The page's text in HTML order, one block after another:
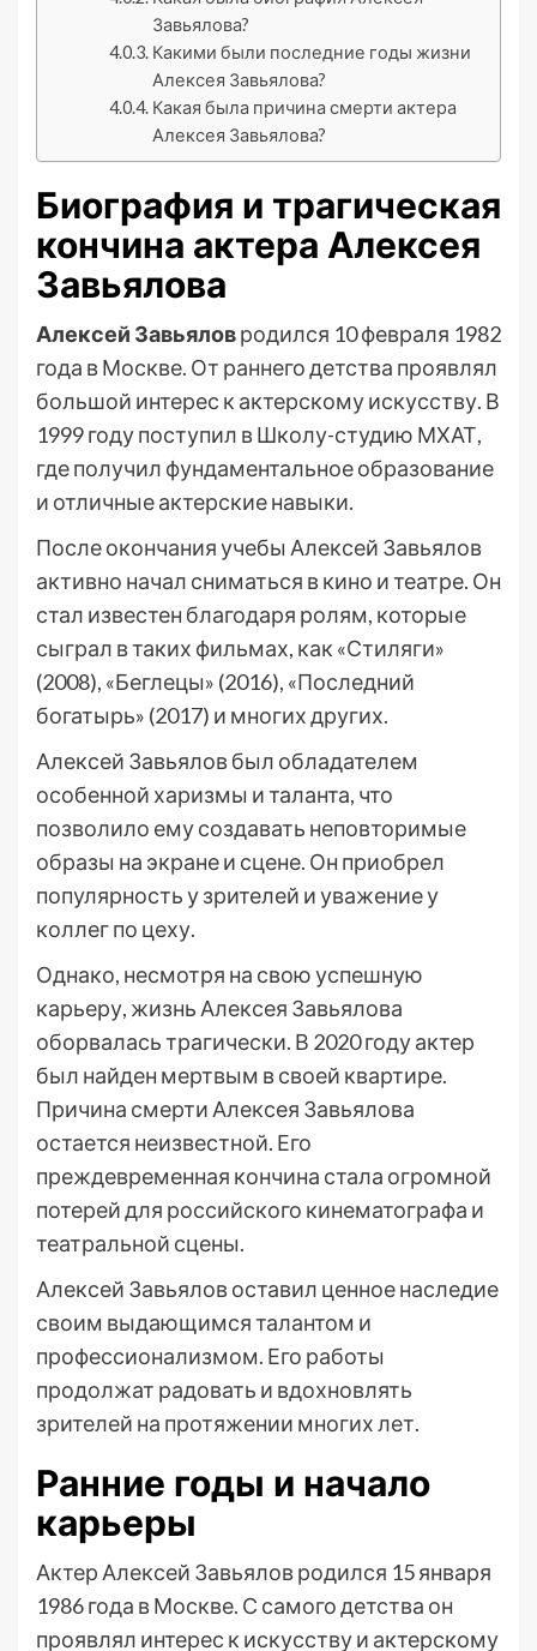
Завьялова?
Какими были последние годы жизни
Алексея Завьялова?
Какая была причина смерти актера
Алексея Завьялова?
Биография и трагическая
кончина актера Алексея
Завьялова
Алексей Завьяловродился 10 февраля 1982
года в Москве. От раннего детства проявлял
большой интерес к актерскому искусству. В
1999 году поступил в Школу-студию МХАТ,
где получил фундаментальное образование
и отличные актерские навыки.
После окончания учебы Алексей Завьялов
активно начал сниматься в кино и театре. Он
стал известен благодаря ролям, которые
сыграл в таких фильмах, как «Стиляги»
(2008), «Беглецы» (2016), «Последний
богатырь» (2017) и многих других.
Алексей Завьялов был обладателем
особенной харизмы и таланта, что
позволило ему создавать неповторимые
образы на экране и сцене. Он приобрел
популярность у зрителей и уважение у
коллег по цеху.
Однако, несмотря на свою успешную
карьеру, жизнь Алексея Завьялова
оборвалась трагически. В 2020 году актер
был найден мертвым в своей квартире.
Причина смерти Алексея Завьялова
остается неизвестной. Его
преждевременная кончина стала огромной
потерей для российского кинематографа и
театральной сцены.
Алексей Завьялов оставил ценное наследие
своим выдающимся талантом и
профессионализмом. Его работы
продолжат радовать и вдохновлять
зрителей на протяжении многих лет.
Ранние годы и начало
карьеры
Актер Алексей Завьялов родился 15 января
1986 года в Москве. С самого детства он
проявлял интерес к искусству и актерскому